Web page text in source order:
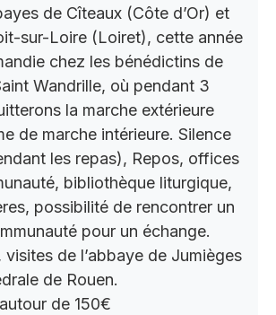
de Cîteaux (Côte d’Or) et
sur-Loire (Loiret), cette année
chez les bénédictins de
Wandrille, où pendant 3
la marche extérieure
de marche intérieure. Silence
les repas), Repos, offices
bibliothèque liturgique,
possibilité de rencontrer un
pour un échange.
visites de l’abbaye de Jumièges
de Rouen.
de 150€